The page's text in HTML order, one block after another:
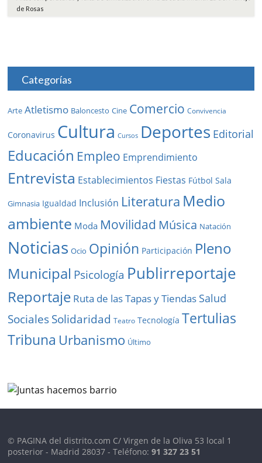
de Rosas
Categorías
Arte Atletismo Baloncesto Cine Comercio Convivencia
Coronavirus Cultura Cursos Deportes Editorial
Educación Empleo Emprendimiento
Entrevista Establecimientos Fiestas Fútbol Sala
Gimnasia Igualdad Inclusión Literatura Medio
ambiente Moda Movilidad Música Natación
Noticias Ocio Opinión Participación Pleno
Municipal Psicología Publirreportaje
Reportaje Ruta de las Tapas y Tiendas Salud
SocialesSolidaridad Teatro Tecnología Tertulias
Tribuna Urbanismo Último
© PAGINA del distrito.com C/ Virgen de la Oliva 53 local 1
posterior - Madrid 28037 - Teléfono:91 327 23 51